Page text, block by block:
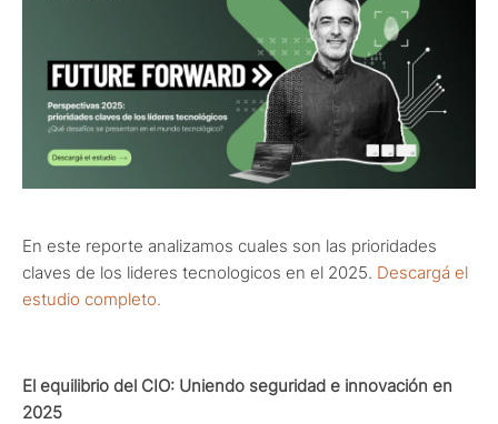
En este reporte analizamos cuales son las prioridades
claves de los lideres tecnologicos en el 2025. Descargá el
estudio completo.
El equilibrio del CIO: Uniendo seguridad e innovación en
2025